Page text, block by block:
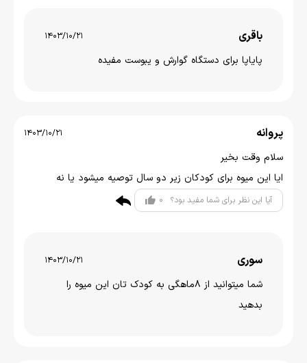
باقری 1403/10/21
پایاپا برای دستگاه گوارش و یبوست مفیده
پروانه 1403/10/21
سلام وقت بخیر
ایا این میوه برای کودکان زیر دو سال توصیه میشود یا نه
آیا این نظر برای شما مفید بود؟ 0
سوری 1403/10/21
شما میتوانید از 8ماهگی به کودک تان این میوه را
بدهید